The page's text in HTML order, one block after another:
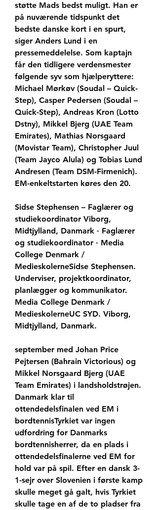
støtte Mads bedst muligt. Han er
på nuværende tidspunkt det
bedste danske kort i en spurt,
siger Anders Lund i en
pressemeddelelse. Som kaptajn
får den tidligere verdensmester
følgende syv som hjælperyttere:
Michael Mørkøv (Soudal – Quick-
Step), Casper Pedersen (Soudal –
Quick-Step), Andreas Kron (Lotto
Dstny), Mikkel Bjerg (UAE Team
Emirates), Mathias Norsgaard
(Movistar Team), Christopher Juul
(Team Jayco Alula) og Tobias Lund
Andresen (Team DSM-Firmenich).
EM-enkeltstarten køres den 20.
Sidse Stephensen – Faglærer og
studiekoordinator Viborg,
Midtjylland, Danmark · Faglærer
og studiekoordinator · Media
College Denmark /
MedieskolerneSidse Stephensen.
Underviser, projektkoordinator,
planlægger og kommunikator.
Media College Denmark /
MedieskolerneUC SYD. Viborg,
Midtjylland, Danmark.
september med Johan Price
Pejtersen (Bahrain Victorious) og
Mikkel Norsgaard Bjerg (UAE
Team Emirates) i landsholdstrøjen.
Danmark klar til
ottendedelsfinalen ved EM i
bordtennisTyrkiet var ingen
udfordring for Danmarks
bordtennisherrer, da en plads i
ottendedelsfinalerne ved EM for
hold var på spil. Efter en dansk 3-
1-sejr over Slovenien i første kamp
skulle meget gå galt, hvis Tyrkiet
skulle tage en af de to pladser fra